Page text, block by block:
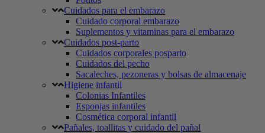
Cuidados para el embarazo
Cuidado corporal embarazo
Suplementos y vitaminas para el embarazo
Cuidados post-parto
Cuidados corporales posparto
Cuidados del pecho
Sacaleches, pezoneras y bolsas de almacenaje
Higiene infantil
Colonias Infantiles
Esponjas infantiles
Cosmética corporal infantil
Pañales, toallitas y cuidado del pañal